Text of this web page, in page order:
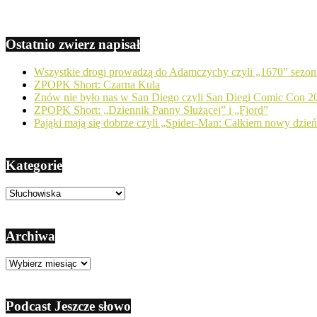
Ostatnio zwierz napisał
Wszystkie drogi prowadzą do Adamczychy czyli „1670”
ZPOPK Short: Czarna Kula
Znów nie było nas w San Diego czyli San Diegi Comic Con
ZPOPK Short: „Dziennik Panny Służącej” i „Fjord”
Pająki mają się dobrze czyli „Spider-Man: Całkiem nowy
Kategorie
Kategorie
Archiwa
Archiwa
Podcast Jeszcze słowo